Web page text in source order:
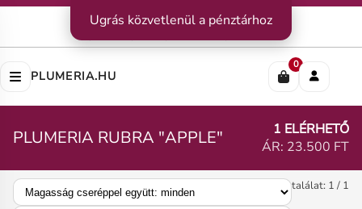
Kapcsolat|Szállítás|Fizetési módok
PLUMERIA.HU
0
PLUMERIA RUBRA "APPLE"
1 ELÉRHETŐ
ÁR: 23.500 FT
találat: 1 / 1
Ugrás közvetlenül a pénztárhoz